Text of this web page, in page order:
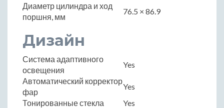
Диаметр цилиндра и ход
поршня, мм
76.5 × 86.9
Дизайн
Система адаптивного
освещения
Yes
Автоматический корректор
фар
Yes
Тонированные стекла
Yes